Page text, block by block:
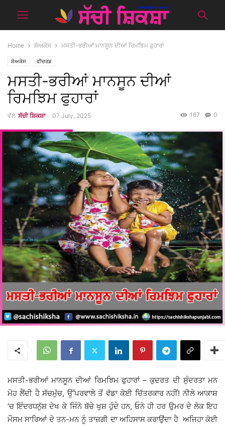
Home ਸ਼ੋਅਕੇਸ ਮਸਤੀ-ਭਰੀਆਂ ਮਾਨਸੂਨ ਦੀਆਂ ਰਿਮਝਿਮ ਫੁਹਾਰਾਂ
ਸ਼ੋਅਕੇਸ ਫੀਚਰਡ
ਮਸਤੀ-ਭਰੀਆਂ ਮਾਨਸੂਨ ਦੀਆਂ
ਰਿਮਝਿਮ ਫੁਹਾਰਾਂ
ਵੱਲੋ ਸੱਚੀ ਸ਼ਿਕਸ਼ਾ - 07 July, 2025 0
167
ਮਸਤੀ-ਭਰੀਆਂ ਮਾਨਸੂਨ ਦੀਆਂ ਰਿਮਝਿਮ ਫੁਹਾਰਾਂ – ਕੁਦਰਤ ਦੀ ਸੁੰਦਰਤਾ ਮਨ
ਮੋਹ ਲੈਂਦੀ ਹੈ ਸੱਚਮੁੱਚ, ਉੱਪਰਵਾਲੇ ਤੋਂ ਵੱਡਾ ਕੋਈ ਚਿੱਤਰਕਾਰ ਨਹੀਂ! ਨੀਲੇ ਆਕਾਸ਼
’ਚ ਇੰਦਰਧਨੁੱਸ਼ ਦੇਖ ਕੇ ਜਿੰਨੇ ਬੱਚੇ ਖੁਸ਼ ਹੁੰਦੇ ਹਨ, ਓਨੇ ਹੀ ਹਰ ਉਮਰ ਦੇ ਲੋਕ ਇਹ
ਮੌਸਮ ਸਾਰਿਆਂ ਦੇ ਤਨ-ਮਨ ਨੂੰ ਤਾਜ਼ਗੀ ਦਾ ਅਹਿਸਾਸ ਕਰਾਉਂਦਾ ਹੈ ਅਜਿਹਾ ਕੋਈ